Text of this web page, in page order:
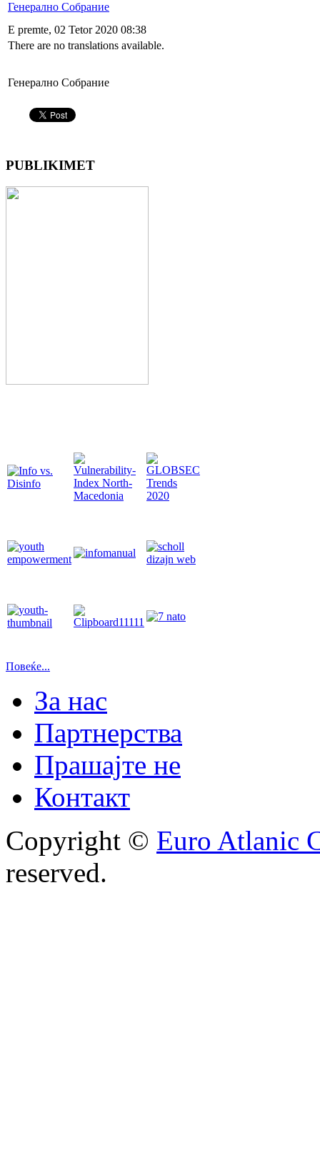
Генерално Собрание
E premte, 02 Tetor 2020 08:38
There are no translations available.
Генерално Собрание
PUBLIKIMET
Повеќе...
За нас
Партнерства
Прашајте не
Контакт
Copyright © Euro Atlanic
reserved.